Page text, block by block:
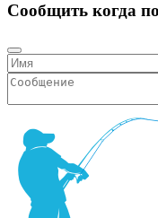
Сообщить когда